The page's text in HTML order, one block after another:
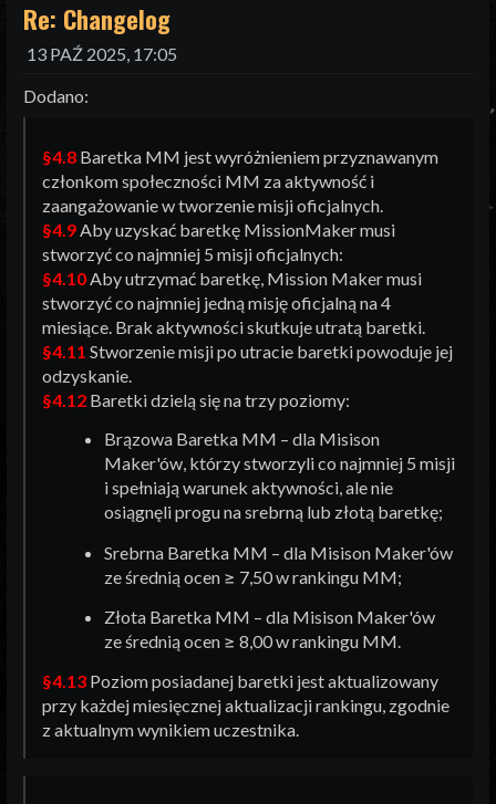
Re: Changelog
13 PAŹ 2025, 17:05
Dodano:
§4.8 Baretka MM jest wyróżnieniem przyznawanym
członkom społeczności MM za aktywność i
zaangażowanie w tworzenie misji oficjalnych.
§4.9Aby uzyskać baretkę MissionMaker musi
stworzyć co najmniej 5 misji oficjalnych:
§4.10Aby utrzymać baretkę, Mission Maker musi
stworzyć co najmniej jedną misję oficjalną na 4
miesiące. Brak aktywności skutkuje utratą baretki.
§4.11 Stworzenie misji po utracie baretki powoduje jej
odzyskanie.
§4.12 Baretki dzielą się na trzy poziomy:
Brązowa Baretka MM – dla Misison
Maker'ów, którzy stworzyli co najmniej 5 misji
i spełniają warunek aktywności, ale nie
osiągnęli progu na srebrną lub złotą baretkę;
Srebrna Baretka MM – dla Misison Maker'ów
ze średnią ocen ≥ 7,50 w rankingu MM;
Złota Baretka MM – dla Misison Maker'ów
ze średnią ocen ≥ 8,00 w rankingu MM.
§4.13 Poziom posiadanej baretki jest aktualizowany
przy każdej miesięcznej aktualizacji rankingu, zgodnie
z aktualnym wynikiem uczestnika.